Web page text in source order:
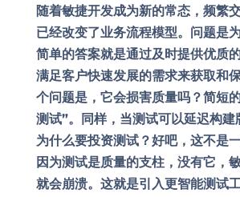
随着敏捷开发成为新的常态，频繁
已经改变了业务流程模型。问题是
简单的答案就是通过及时提供优质
满足客户快速发展的需求来获取和
个问题是，它会损害质量吗？简短
测试”。同样，当测试可以延迟构建
为什么要投资测试？好吧，这不是
因为测试是质量的支柱，没有它，
就会崩溃。这就是引入更智能测试